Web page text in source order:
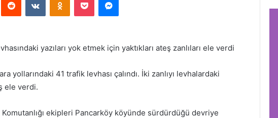
yazıları yok etmek için yaktıkları ateş zanlıları ele verdi
yollarındaki 41 trafik levhası çalındı. İki zanlıyı levhalardaki
ele verdi.
ekipleri Pancarköy köyünde sürdürdüğü devriye